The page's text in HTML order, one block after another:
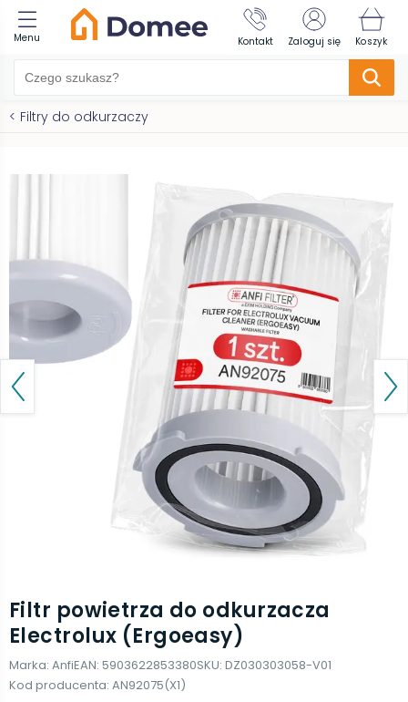
Menu Kontakt Zaloguj się Koszyk
< Filtry do odkurzaczy
Filtr powietrza do odkurzacza
Electrolux (Ergoeasy)
Marka: AnfiEAN: 5903622853380SKU: DZ030303058-V01
Kod producenta: AN92075(X1)